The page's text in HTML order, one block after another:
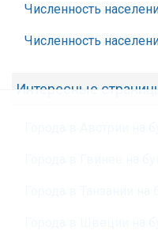
Численность
Численность
Интересные